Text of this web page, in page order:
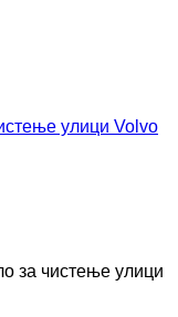
улици Volvo
за чистење улици